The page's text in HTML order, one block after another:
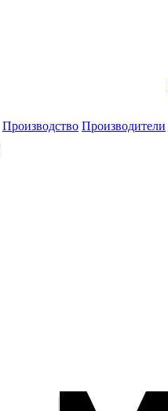
Производство Производители